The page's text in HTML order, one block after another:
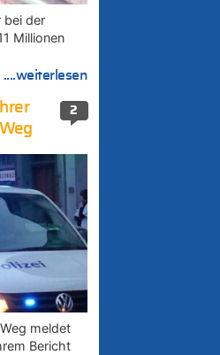
bei der
Millionen
....weiterlesen
2
meldet
Bericht